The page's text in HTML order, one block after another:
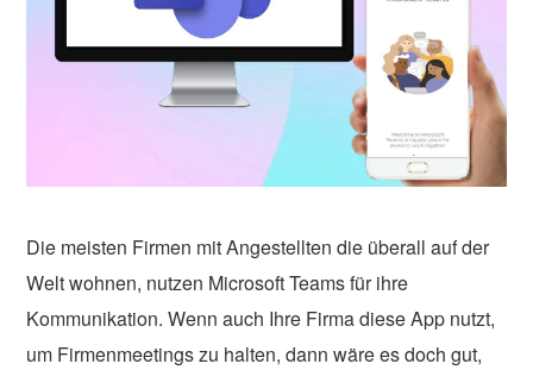
Die meisten Firmen mit Angestellten die überall auf der
Welt wohnen, nutzen Microsoft Teams für ihre
Kommunikation. Wenn auch Ihre Firma diese App nutzt,
um Firmenmeetings zu halten, dann wäre es doch gut,